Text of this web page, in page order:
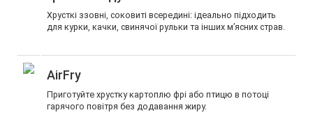
Хрусткі ззовні, соковиті всередині: ідеально підходить
для курки, качки, свинячої рульки та інших м’ясних страв.
AirFry
Приготуйте хрустку картоплю фрі або птицю в потоці
гарячого повітря без додавання жиру.